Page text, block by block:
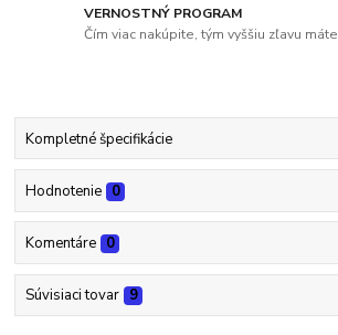
VERNOSTNÝ PROGRAM
Čím viac nakúpite, tým vyššiu zľavu máte
Kompletné špecifikácie
Hodnotenie 0
Komentáre 0
Súvisiaci tovar 9